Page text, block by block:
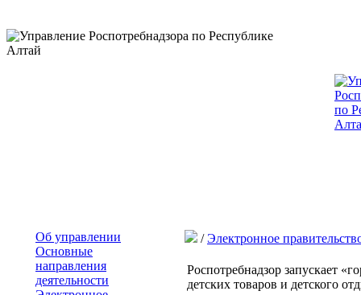
Об управлении
Основные
направления
деятельности
/Электронное
Роспотребнадзор запускает
детских товаров и детского